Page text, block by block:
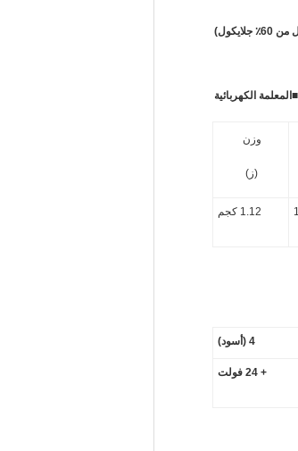
■ المعلمة الكهربائية
وزن
(ز)
1.12 كجم
4 (أسود)
+ 24 فولت